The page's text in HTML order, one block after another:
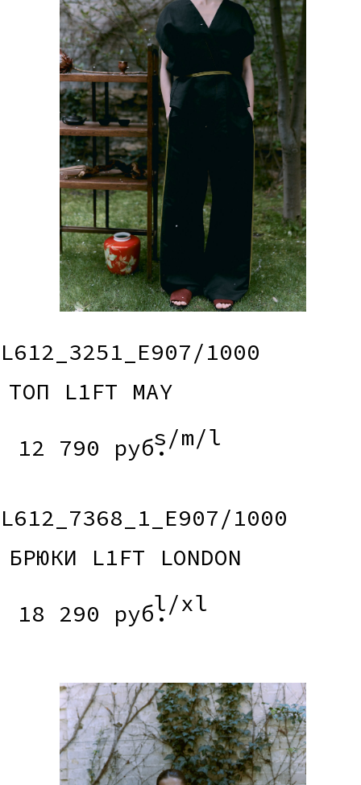
12 790 руб.s/m/l
L612_7368_1_E907/1000
БРЮКИ L1FT LONDON
18 290 руб.l/xl
L612_3249_E218/0016
РУБАШКА L1FT WANDA
xxs/s/m/l
L612_6220_E215/0016
11 490 руб.xxs/xs/s